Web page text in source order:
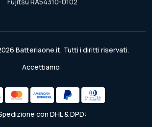
Fujitsu RA54310-0102
Batteriaone.it. Tutti i diritti riservati.
Accettiamo:
con DHL & DPD: